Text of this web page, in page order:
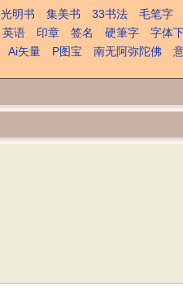
光明书 集美书 33书法 毛笔字
英语 印章 签名 硬筆字 字体
Ai矢量 P图宝 南无阿弥陀佛